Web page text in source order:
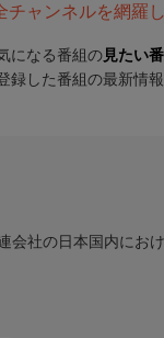
ャンネルを網羅
になる番組の 見たい
録した番組の最新情
社の日本国内にお